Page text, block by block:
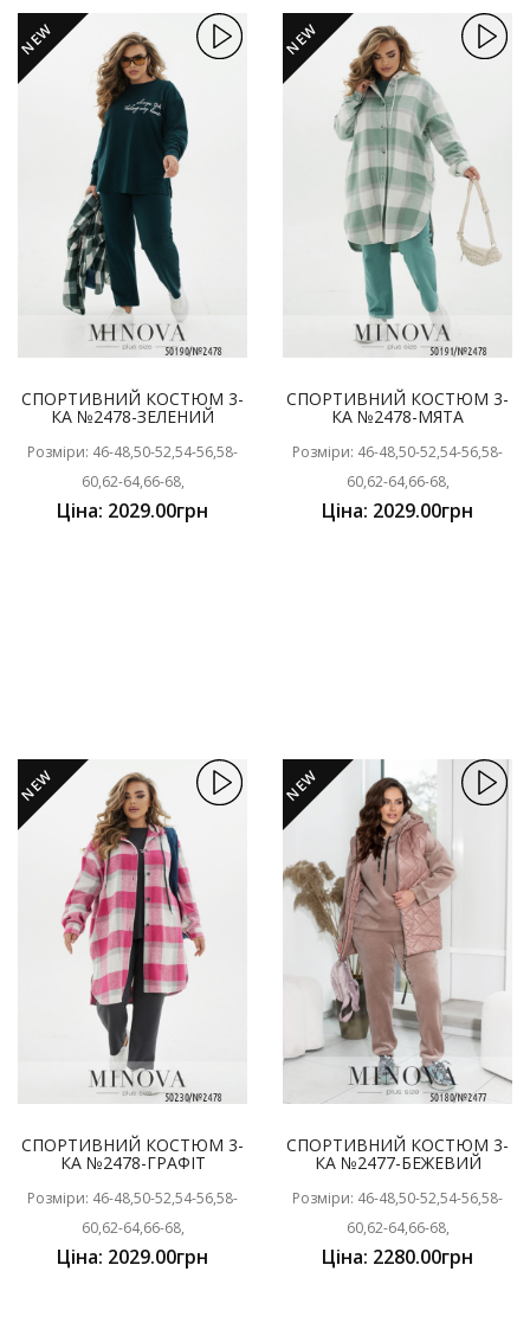
NEW
СПОРТИВНИЙ КОСТЮМ 3-
КА №2478-ЗЕЛЕНИЙ
Розміри: 46-48,50-52,54-56,58-
60,62-64,66-68,
Ціна: 2029.00грн
NEW
СПОРТИВНИЙ КОСТЮМ 3-
КА №2478-МЯТА
Розміри: 46-48,50-52,54-56,58-
60,62-64,66-68,
Ціна: 2029.00грн
NEW
СПОРТИВНИЙ КОСТЮМ 3-
КА №2478-ГРАФІТ
Розміри: 46-48,50-52,54-56,58-
60,62-64,66-68,
Ціна: 2029.00грн
NEW
СПОРТИВНИЙ КОСТЮМ 3-
КА №2477-БЕЖЕВИЙ
Розміри: 46-48,50-52,54-56,58-
60,62-64,66-68,
Ціна: 2280.00грн